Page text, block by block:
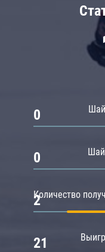
0
0
Количество
2
21